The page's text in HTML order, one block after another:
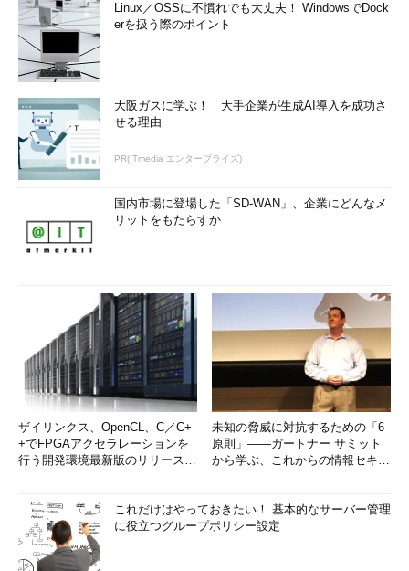
Linux／OSSに不慣れでも大丈夫！ WindowsでDock
erを扱う際のポイント
大阪ガスに学ぶ！ 大手企業が生成AI導入を成功さ
せる理由
PR(ITmedia エンタープライズ)
国内市場に登場した「SD-WAN」、企業にどんなメ
リットをもたらすか
ザイリンクス、OpenCL、C／C+
+でFPGAアクセラレーションを
行う開発環境最新版のリリースを
未知の脅威に対抗するための「6
原則」――ガートナー サミット
から学ぶ、これからの情報セキュ
これだけはやっておきたい！ 基本的なサーバー管理
に役立つグループポリシー設定